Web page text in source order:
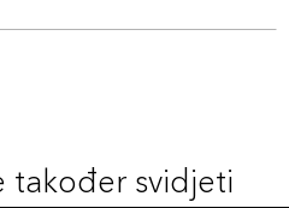
također svidjeti